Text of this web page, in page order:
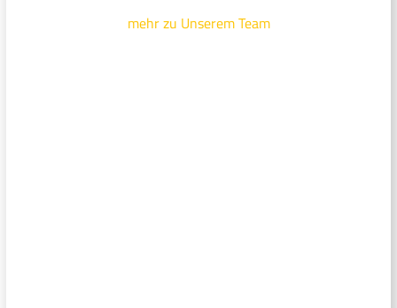
mehr zu Unserem Team